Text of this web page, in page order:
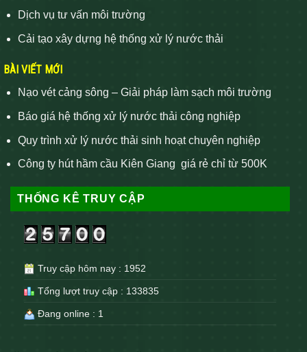
Dịch vụ tư vấn môi trường
Cải tạo xây dựng hệ thống xử lý nước thải
BÀI VIẾT MỚI
Nạo vét cảng sông – Giải pháp làm sạch môi trường
Báo giá hệ thống xử lý nước thải công nghiệp
Quy trình xử lý nước thải sinh hoạt chuyên nghiệp
Công ty hút hầm cầu Kiên Giang giá rẻ chỉ từ 500K
THỐNG KÊ TRUY CẬP
Truy cập hôm nay : 1952
Tổng lượt truy cập : 133835
Đang online : 1